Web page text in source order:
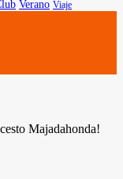
Verano Viaje
Majadahonda!